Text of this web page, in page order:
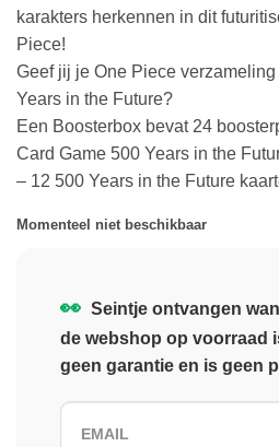
karakters herkennen in dit
Piece!
Geef jij je One Piece
Years in the Future?
Een Boosterbox bevat 24
Card Game 500 Years in the
– 12 500 Years in the Future
Momenteel niet beschikbaar
👀 Seintje ontvangen
de webshop op voorraad
geen garantie en is geen